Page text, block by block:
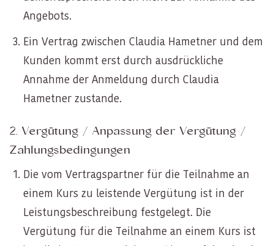
Angebots.
Ein Vertrag zwischen Claudia Hametner und dem
Kunden kommt erst durch ausdrückliche
Annahme der Anmeldung durch Claudia
Hametner zustande.
2. Vergütung / Anpassung der Vergütung /
Zahlungsbedingungen
Die vom Vertragspartner für die Teilnahme an
einem Kurs zu leistende Vergütung ist in der
Leistungsbeschreibung festgelegt. Die
Vergütung für die Teilnahme an einem Kurs ist